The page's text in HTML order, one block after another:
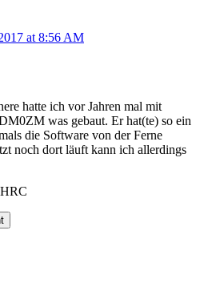
at 8:56 AM
hatte ich vor Jahren mal mit
was gebaut. Er hat(te) so ein
die Software von der Ferne
noch dort läuft kann ich allerdings